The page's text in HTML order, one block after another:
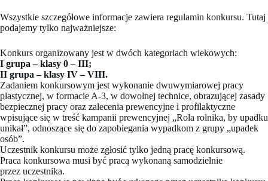
Wszystkie szczegółowe informacje zawiera regulamin konkursu. Tutaj
podajemy tylko najważniejsze:
Konkurs organizowany jest w dwóch kategoriach wiekowych:
I grupa – klasy 0 – III;
II grupa – klasy IV – VIII.
Zadaniem konkursowym jest wykonanie dwuwymiarowej pracy
plastycznej, w formacie A-3, w dowolnej technice, obrazującej zasady
bezpiecznej pracy oraz zalecenia prewencyjne i profilaktyczne
wpisujące się w treść kampanii prewencyjnej „Rola rolnika, by upadku
unikał”, odnoszące się do zapobiegania wypadkom z grupy „upadek
osób”.
Uczestnik konkursu może zgłosić tylko jedną pracę konkursową.
Praca konkursowa musi być pracą wykonaną samodzielnie
przez uczestnika.